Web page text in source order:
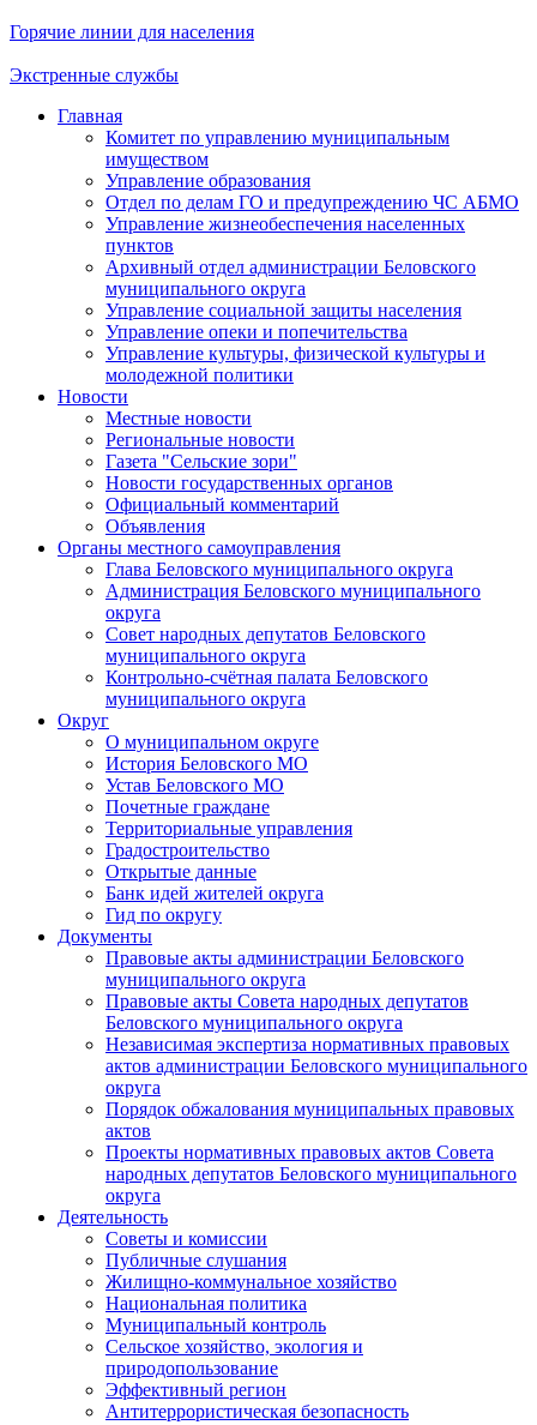
Горячие линии для населения
Экстренные службы
Главная
Комитет по управлению муниципальным
имуществом
Управление образования
Отдел по делам ГО и предупреждению ЧС АБМО
Управление жизнеобеспечения населенных
пунктов
Архивный отдел администрации Беловского
муниципального округа
Управление социальной защиты населения
Управление опеки и попечительства
Управление культуры, физической культуры и
молодежной политики
Новости
Местные новости
Региональные новости
Газета "Сельские зори"
Новости государственных органов
Официальный комментарий
Объявления
Органы местного самоуправления
Глава Беловского муниципального округа
Администрация Беловского муниципального
округа
Совет народных депутатов Беловского
муниципального округа
Контрольно-счётная палата Беловского
муниципального округа
Округ
О муниципальном округе
История Беловского МО
Устав Беловского МО
Почетные граждане
Территориальные управления
Градостроительство
Открытые данные
Банк идей жителей округа
Гид по округу
Документы
Правовые акты администрации Беловского
муниципального округа
Правовые акты Совета народных депутатов
Беловского муниципального округа
Независимая экспертиза нормативных правовых
актов администрации Беловского муниципального
округа
Порядок обжалования муниципальных правовых
актов
Проекты нормативных правовых актов Совета
народных депутатов Беловского муниципального
округа
Деятельность
Советы и комиссии
Публичные слушания
Жилищно-коммунальное хозяйство
Национальная политика
Муниципальный контроль
Сельское хозяйство, экология и
природопользование
Эффективный регион
Антитеррористическая безопасность